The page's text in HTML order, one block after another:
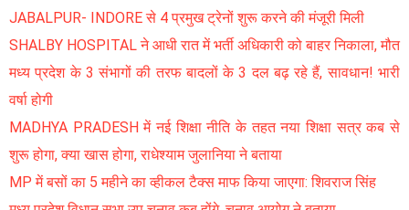
JABALPUR- INDORE से 4 प्रमुख ट्रेनों शुरू करने की मंजूरी मिली
SHALBY HOSPITAL ने आधी रात में भर्ती अधिकारी को बाहर निकाला, मौत
मध्य प्रदेश के 3 संभागों की तरफ बादलों के 3 दल बढ़ रहे हैं, सावधान! भारी
वर्षा होगी
MADHYA PRADESH में नई शिक्षा नीति के तहत नया शिक्षा सत्र कब से
शुरू होगा, क्या खास होगा, राधेश्याम जुलानिया ने बताया
MP में बसों का 5 महीने का व्हीकल टैक्स माफ किया जाएगा: शिवराज सिंह